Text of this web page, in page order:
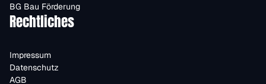
BG Bau Förderung
Rechtliches
Impressum
Datenschutz
AGB